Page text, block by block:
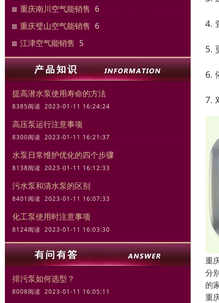
重庆南川空气能销售 6
重庆璧山空气能销售 6
江津空气能销售 5
提高潜水泵使用寿命的方法
8385阅读 2023-01-11 16:24:24
高压泵运行注意事项
8300阅读 2023-01-11 16:21:37
水泵日常维护优化的四个步骤
8138阅读 2023-01-11 16:12:33
污水泵和清水泵的区别
8401阅读 2023-01-11 16:07:33
化工泵使用时注意事项
8124阅读 2023-01-11 16:03:30
排污泵如何选型？
8008阅读 2023-01-11 16:05:11
4.
5.
6.
7.
重
分
的
重